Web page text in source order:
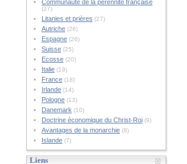
Communauté de la pérennité française
(27)
Litanies et prières (27)
Autriche(26)
Espagne(26)
Suisse(25)
Ecosse(20)
Italie(19)
France(18)
Irlande(14)
Pologne(13)
Danemark (10)
Doctrine économique du Christ-Roi(9)
Avantages de la monarchie(8)
Islande(7)
Liens